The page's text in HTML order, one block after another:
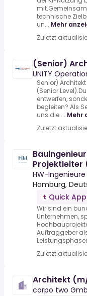
technische
un... Mehr
Zuletzt
(Senior)
UNITY
Senior)
(Senior
entwerfen,
begleiten?.Als
uns die ... Mehr
Zuletzt
HW-Ingenieure
Hamburg,
Quick
Wir sind ein
Unternehmen,
Auftraggeber
Zuletzt
Architekt
corpo two